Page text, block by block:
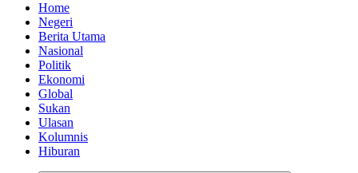
Home
Negeri
Berita Utama
Nasional
Politik
Ekonomi
Global
Sukan
Ulasan
Kolumnis
Hiburan